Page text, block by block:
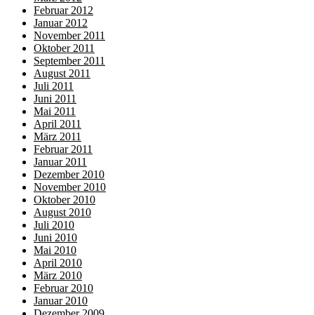
Februar 2012
Januar 2012
November 2011
Oktober 2011
September 2011
August 2011
Juli 2011
Juni 2011
Mai 2011
April 2011
März 2011
Februar 2011
Januar 2011
Dezember 2010
November 2010
Oktober 2010
August 2010
Juli 2010
Juni 2010
Mai 2010
April 2010
März 2010
Februar 2010
Januar 2010